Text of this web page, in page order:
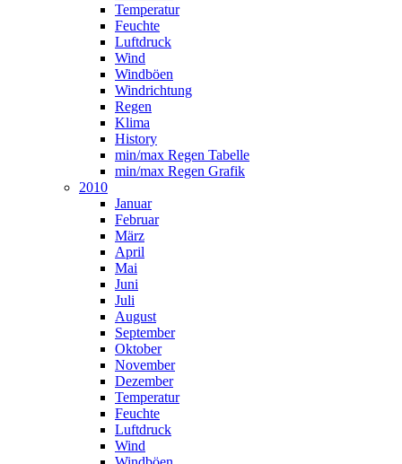
Temperatur
Feuchte
Luftdruck
Wind
Windböen
Windrichtung
Regen
Klima
History
min/max Regen Tabelle
min/max Regen Grafik
2010
Januar
Februar
März
April
Mai
Juni
Juli
August
September
Oktober
November
Dezember
Temperatur
Feuchte
Luftdruck
Wind